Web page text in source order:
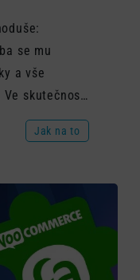
ne — a
se mu
a vše
Ve skutečnosti
technologie.
Jak na to